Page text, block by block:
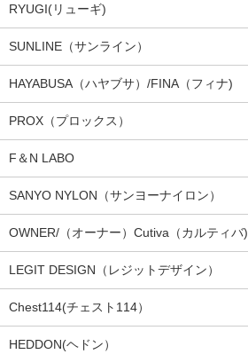
RYUGI(リューギ)
SUNLINE（サンライン）
HAYABUSA（ハヤブサ）/FINA（フィナ)
PROX（プロックス）
F＆N LABO
SANYO NYLON（サンヨーナイロン）
OWNER/（オーナー）Cutiva（カルティバ)
LEGIT DESIGN（レジットデザイン）
Chest114(チェスト114）
HEDDON(ヘドン）